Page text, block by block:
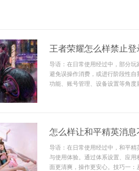
王者荣耀怎么样禁止登
导语：在日常使用经过中，部分
避免误操作消费，或进行阶段性
功能、账号管理、设备设置等角
怎么样让和平精英消息
导语：在日常使用经过中，和平
与使用体验。通过体系设置、应
面更清爽，操作更安心。技巧一：